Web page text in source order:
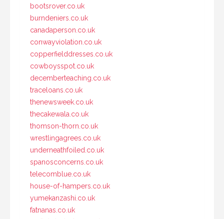
bootsrover.co.uk
burndeniers.co.uk
canadaperson.co.uk
conwayviolation.co.uk
copperfielddresses.co.uk
cowboysspot.co.uk
decemberteaching.co.uk
traceloans.co.uk
thenewsweek.co.uk
thecakewala.co.uk
thomson-thorn.co.uk
wrestlingagrees.co.uk
underneathfoiled.co.uk
spanosconcerns.co.uk
telecomblue.co.uk
house-of-hampers.co.uk
yumekanzashi.co.uk
fatnanas.co.uk